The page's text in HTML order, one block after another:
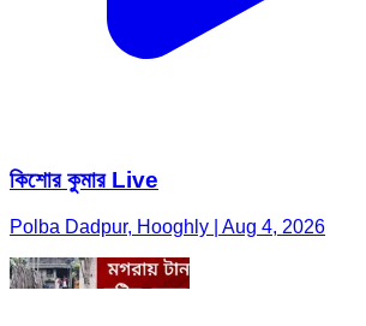
কিশোর কুমার Live
Polba Dadpur, Hooghly | Aug 4, 2026